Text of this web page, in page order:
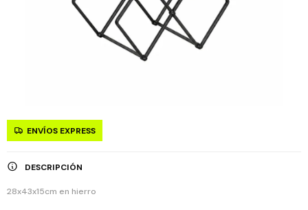
ENVÍOS EXPRESS
DESCRIPCIÓN
28x43x15cm en hierro